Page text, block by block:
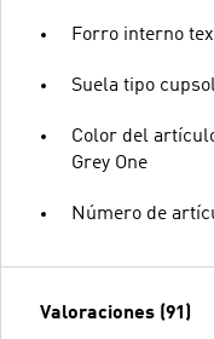
Forro interno
Suela tipo
Color del
Grey One
Número de
Valoraciones (91)